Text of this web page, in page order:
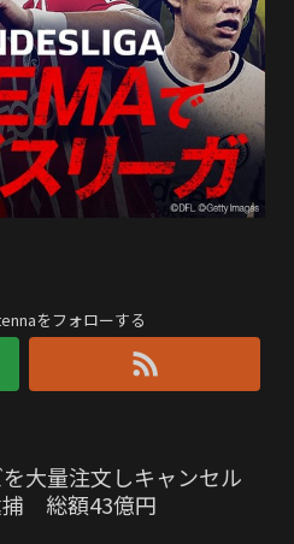
をフォローする
大量注文しキャンセル
捕 総額43億円